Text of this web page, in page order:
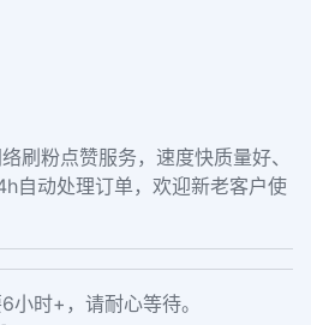
刷粉点赞服务，速度快质量好、
自动处理订单，欢迎新老客户使
小时+，请耐心等待。